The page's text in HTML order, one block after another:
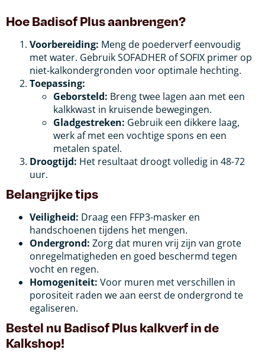
Hoe Badisof Plus aanbrengen?
Voorbereiding: Meng de poederverf eenvoudig
met water. Gebruik SOFADHER of SOFIX primer op
niet-kalkondergronden voor optimale hechting.
Toepassing:
Geborsteld: Breng twee lagen aan met een
kalkkwast in kruisende bewegingen.
Gladgestreken: Gebruik een dikkere laag,
werk af met een vochtige spons en een
metalen spatel.
Droogtijd: Het resultaat droogt volledig in 48-72
uur.
Belangrijke tips
Veiligheid: Draag een FFP3-masker en
handschoenen tijdens het mengen.
Ondergrond: Zorg dat muren vrij zijn van grote
onregelmatigheden en goed beschermd tegen
vocht en regen.
Homogeniteit: Voor muren met verschillen in
porositeit raden we aan eerst de ondergrond te
egaliseren.
Bestel nu Badisof Plus kalkverf in de
Kalkshop!